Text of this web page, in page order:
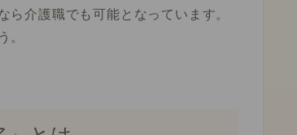
ら介護職でも可能となっています。
。